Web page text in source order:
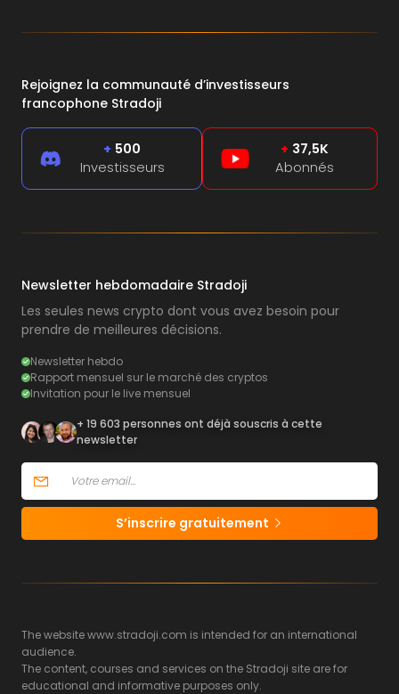
Rejoignez la communauté d’investisseurs
francophone Stradoji
+ 500
Investisseurs
+ 37,5K
Abonnés
Newsletter hebdomadaire Stradoji
Les seules news crypto dont vous avez besoin pour
prendre de meilleures décisions.
Newsletter hebdo
Rapport mensuel sur le marché des cryptos
Invitation pour le live mensuel
+ 19 603 personnes ont déjà souscris à cette
newsletter
S’inscrire gratuitement
The website www.stradoji.com is intended for an international
audience.
The content, courses and services on the Stradoji site are for
educational and informative purposes only.